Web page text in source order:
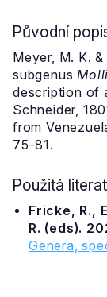
Původní
Meyer, M. K.
subgenus
description of
Schneider,
from
75-81.
Použitá
Fricke, R.,
R. (eds).
Genera,